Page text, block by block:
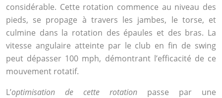
considérable. Cette rotation commence au niveau des
pieds, se propage à travers les jambes, le torse, et
culmine dans la rotation des épaules et des bras. La
vitesse angulaire atteinte par le club en fin de swing
peut dépasser 100 mph, démontrant l’efficacité de ce
mouvement rotatif.
L’optimisation de cette rotation passe par une